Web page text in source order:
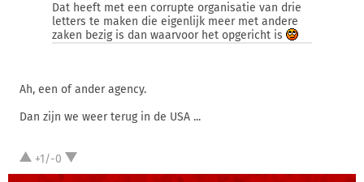
Dat heeft met een corrupte organisatie van drie
letters te maken die eigenlijk meer met andere
zaken bezig is dan waarvoor het opgericht is
Ah, een of ander agency.
Dan zijn we weer terug in de USA ...
+1/-0